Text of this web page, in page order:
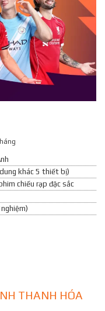
khác 5 thiết bị)
chiếu rạp đặc sắc
THANH HÓA